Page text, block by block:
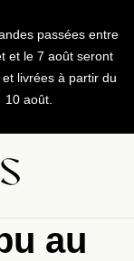
passées entre
et le 7 août seront
livrées à partir du
10 août.
au